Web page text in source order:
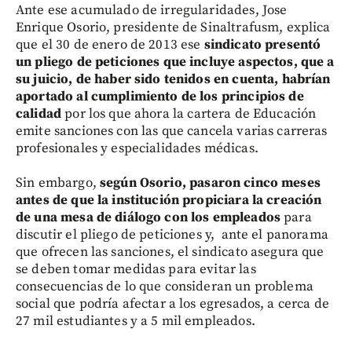
Ante ese acumulado de irregularidades, Jose
Enrique Osorio, presidente de Sinaltrafusm, explica
que el 30 de enero de 2013 ese sindicato presentó
un pliego de peticiones que incluye aspectos, que a
su juicio, de haber sido tenidos en cuenta, habrían
aportado al cumplimiento de los principios de
calidadpor los que ahora la cartera de Educación
emite sanciones con las que cancela varias carreras
profesionales y especialidades médicas.
Sin embargo, según Osorio, pasaron cinco meses
antes de que la institución propiciara la creación
de una mesa de diálogo con los empleadospara
discutir el pliego de peticiones y, ante el panorama
que ofrecen las sanciones, el sindicato asegura que
se deben tomar medidas para evitar las
consecuencias de lo que consideran un problema
social que podría afectar a los egresados, a cerca de
27 mil estudiantes y a 5 mil empleados.